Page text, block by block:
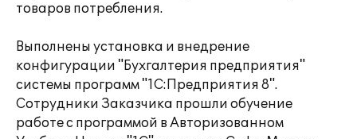
товаров потребления.
Выполнены установка и внедрение
конфигурации "Бухгалтерия предприятия"
системы программ "1С:Предприятия 8".
Сотрудники Заказчика прошли обучение
работе с программой в Авторизованном